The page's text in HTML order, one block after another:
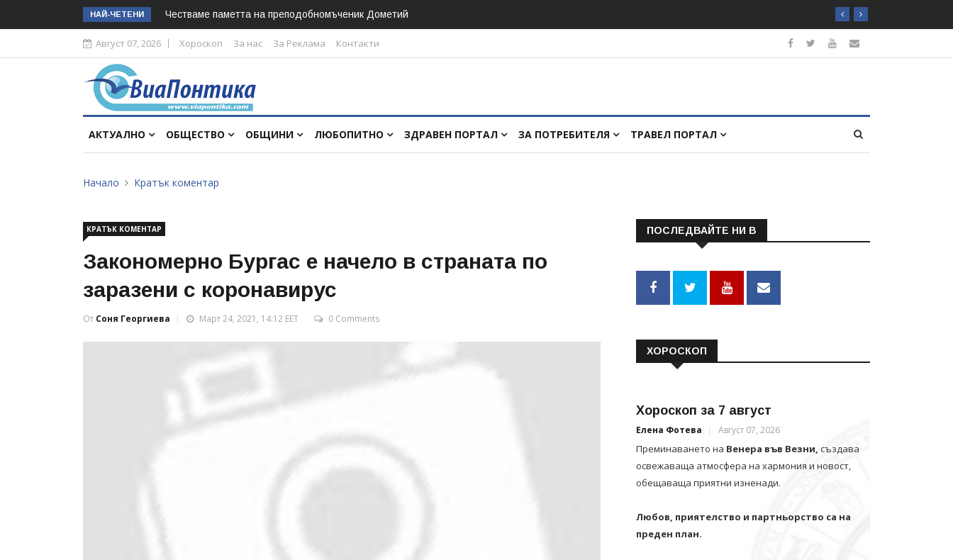
НАЙ-ЧЕТЕНИ Честваме паметта на преподобномъченик Дометий
Август 07, 2026 Хороскоп За нас За Реклама Контакти
АКТУАЛНО ОБЩЕСТВО ОБЩИНИ ЛЮБОПИТНО ЗДРАВЕН ПОРТАЛ ЗА ПОТРЕБИТЕЛЯ ТРАВЕЛ ПОРТАЛ
Начало Кратък коментар
КРАТЪК КОМЕНТАР
Закономерно Бургас е начело в страната по
заразени с коронавирус
От Соня Георгиева Март 24, 2021, 14:12 EET 0 Comments
ПОСЛЕДВАЙТЕ НИ В
ХОРОСКОП
Хороскоп за 7 август
Елена Фотева Август 07, 2026
Преминаването на Венера във Везни, създава
освежаваща атмосфера на хармония и новост,
обещаваща приятни изненади.
Любов, приятелство и партньорство са на
преден план.